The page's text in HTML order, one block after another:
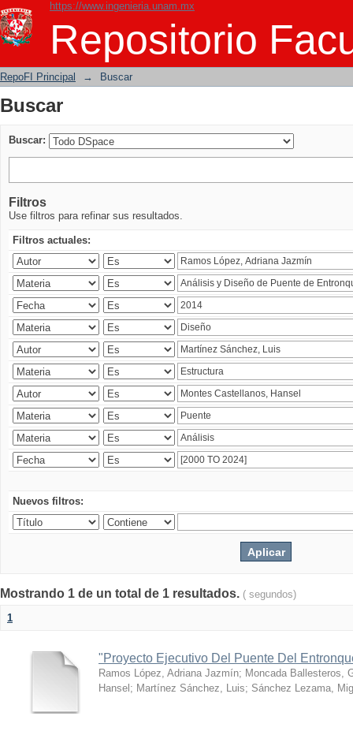
https://www.ingenieria.unam.mx
Repositorio
Buscar
RepoFI Principal → Buscar
Buscar
Buscar:
Filtros
Use filtros para refinar sus resultados.
Filtros actuales:
Nuevos filtros:
Mostrando 1 de un total de 1 resultados. ( segundos)
1
"Proyecto Ejecutivo Del Puente Del
Ramos López, Adriana Jazmín; Moncada Ballesteros,
Hansel ; Martínez Sánchez, Luis; Sánchez Lezama,